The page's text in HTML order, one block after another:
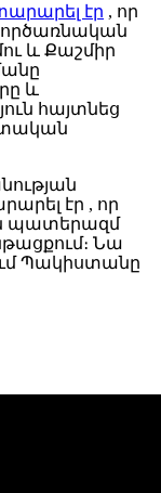
էր , որ
և Քաշմիր
և
հայտնեց
էր , որ
պատերազմ
Նա
Պակիստանը